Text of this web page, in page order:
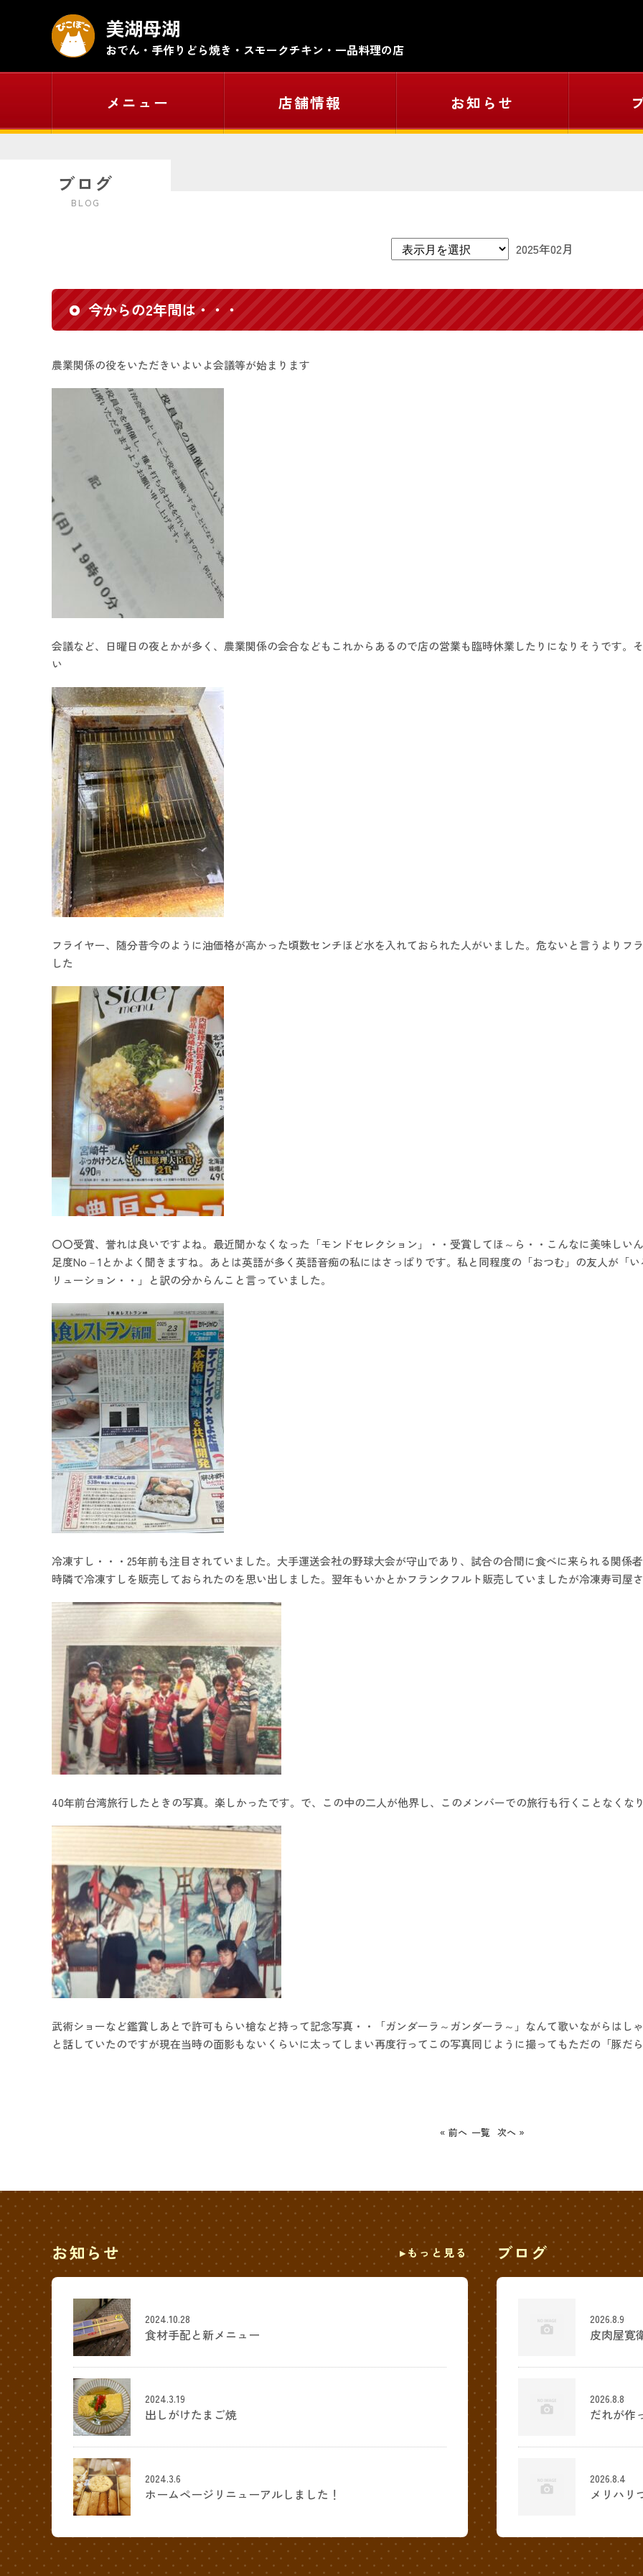
美湖母湖
おでん・手作りどら焼き ・ スモークチキン・一品料理の店
メニュー 店舗情報 お知らせ
ブログ
BLOG
2025年02月
今からの2年間は・・・
農業関係の役をいただきいよいよ会議等が始まります
会議など、日曜日の夜とかが多く、農業関係の会合などもこれからあるので店の営業も臨時休業したりになりそうです。
い
フライヤー、随分昔今のように油価格が高かった頃数センチほど水を入れておられた人がいました。危ないと言うよりフ
した
〇〇受賞、誉れは良いですよね。最近聞かなくなった「モンドセレクション」・・受賞してほ～ら・・こんなに美味しい
足度No－1とかよく聞きますね。あとは英語が多く英語音痴の私にはさっぱりです。私と同程度の「おつむ」の友人が「
リューション・・」と訳の分からんこと言っていました。
冷凍すし・・・25年前も注目されていました。大手運送会社の野球大会が守山であり、試合の合間に食べに来られる関係
時隣で冷凍すしを販売しておられたのを思い出しました。翌年もいかとかフランクフルト販売していましたが冷凍寿司屋
40年前台湾旅行したときの写真。楽しかったです。で、この中の二人が他界し、このメンバーでの旅行も行くことなくな
武術ショーなど鑑賞しあとで許可もらい槍など持って記念写真・・「ガンダーラ～ガンダーラ～」なんて歌いながらはし
と話していたのですが現在当時の面影もないくらいに太ってしまい再度行ってこの写真同じように撮ってもただの「豚だ
« 前へ 一覧 次へ »
お知らせ もっと見る
2024.10.28
食材手配と新メニュー
2024.3.19
出しがけたまご焼
2024.3.6
ホームページリニューアルしました！
ブログ
2026.8.9
皮肉屋寛
2026.8.8
だれが作
2026.8.4
メリハリ